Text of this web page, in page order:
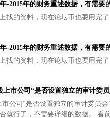
-2015年的财务重述数据，有需要
找的资料，现在论坛币也要用完
-2015年的财务重述数据，有需要
找的资料，现在论坛币也要用完
上市公司“是否设置独立的审计委员
市公司“是否设置独立的审计委员
就行了，不需要详细的数据。 看